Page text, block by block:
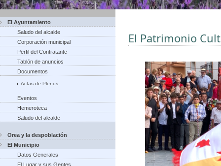
El Ayuntamiento
Saludo del alcalde
Corporación municipal
Perfil del Contratante
Tablón de anuncios
Documentos
Actas de Plenos
Eventos
Hemeroteca
Saludo del alcalde
Orea y la despoblación
El Municipio
Datos Generales
El Lugar y sus Gentes
El Patrimonio